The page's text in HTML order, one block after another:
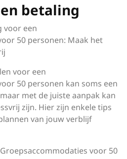
betaling
voor een
50 personen: Maak het
voor een
50 personen kan soms een
met de juiste aanpak kan
zijn. Hier zijn enkele tips
van jouw verblijf
voor 50